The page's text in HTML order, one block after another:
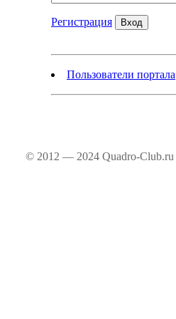
Регистрация
Пользователи портала
© 2012 — 2024 Quadro-Club.ru